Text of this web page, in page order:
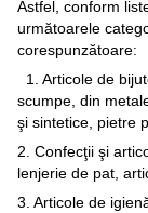
Astfel, conform
următoarele
corespunzătoare:
1. Articole de
scumpe, din
şi sintetice, pietre
2. Confecţii şi
lenjerie de pat,
3. Articole de